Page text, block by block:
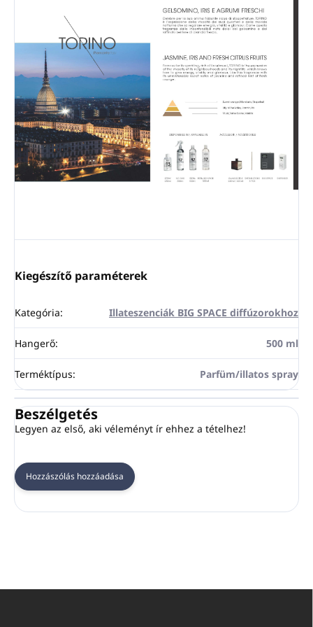
Kiegészítő paraméterek
Kategória: Illateszenciák BIG SPACE diffúzorokhoz
Hangerő: 500 ml
Terméktípus: Parfüm/illatos spray
Beszélgetés
Legyen az első, aki véleményt ír ehhez a tételhez!
Hozzászólás hozzáadása
L